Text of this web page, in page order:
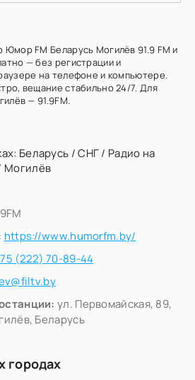
Юмор FM Беларусь Могилёв 91.9 FM и
— без регистрации и
на телефоне и компьютере.
вещание стабильно 24/7. Для
— 91.9FM.
Беларусь /СНГ/ Радио на
Могилёв
https://www.humorfm.by/
(222) 70-89-44
ул. Первомайская, 89,
Беларусь
городах